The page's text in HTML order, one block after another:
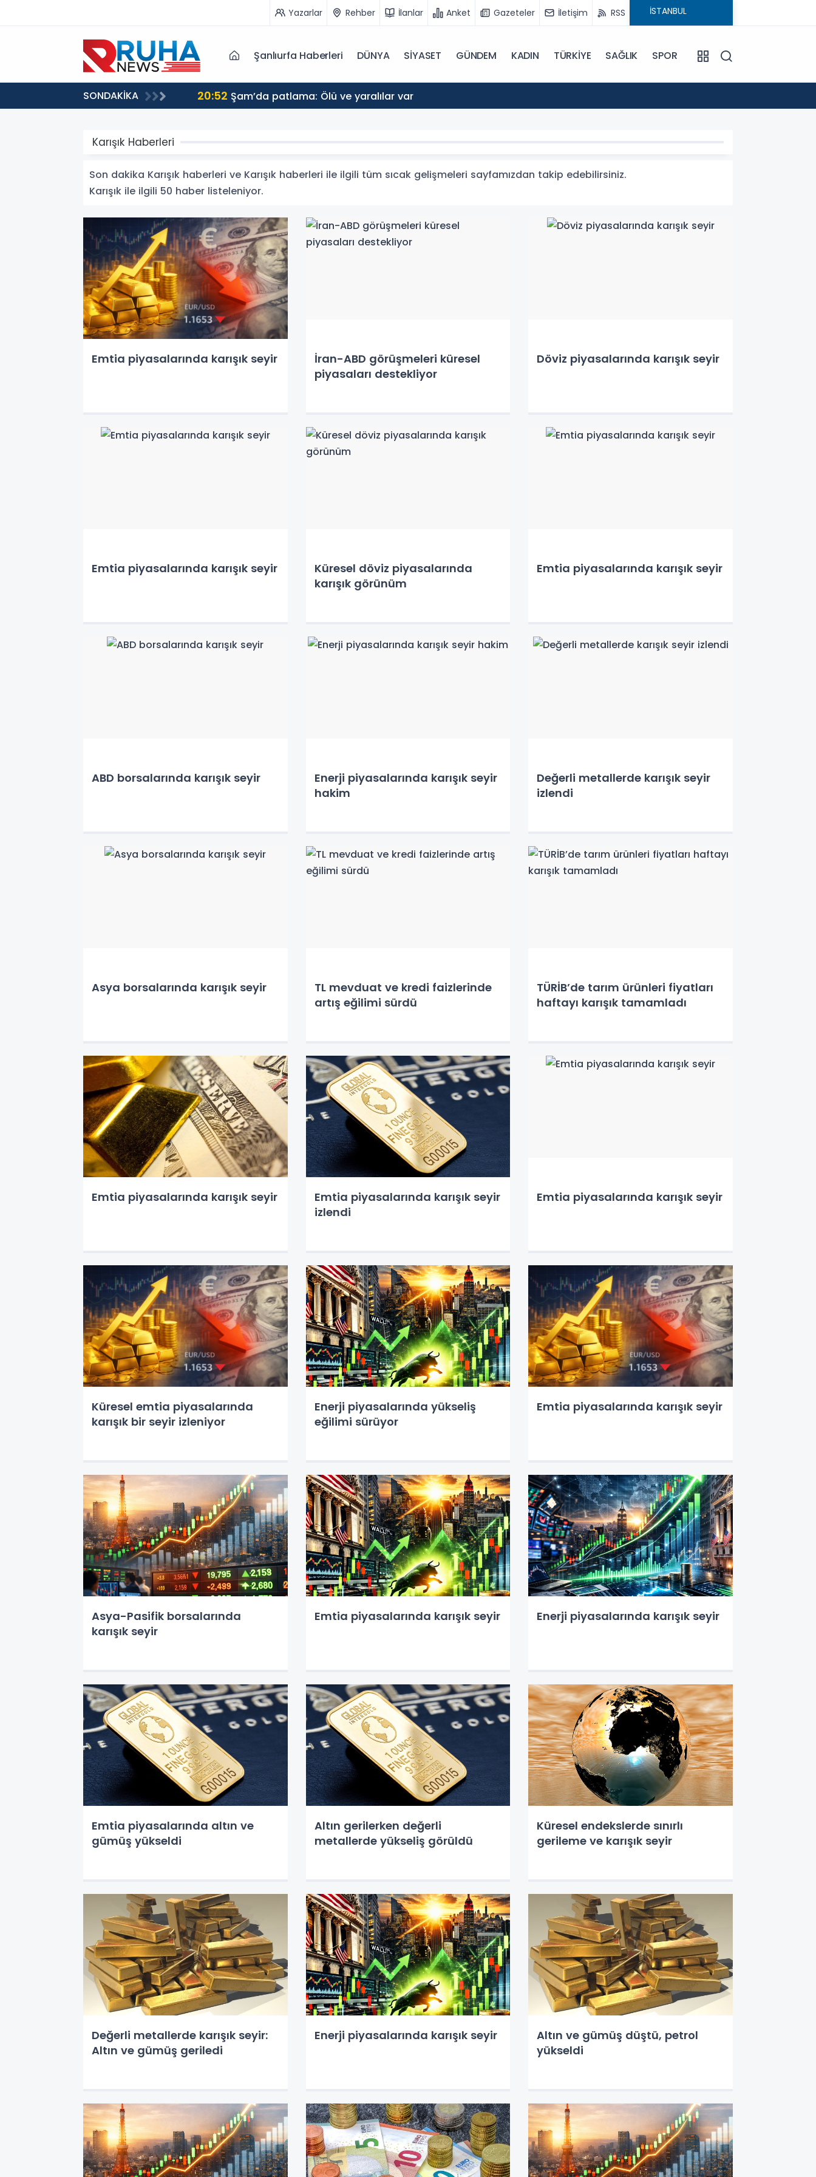
Yazarlar Rehber İlanlar Anket Gazeteler İletişim RSS
Şanlıurfa Haberleri DÜNYA SİYASET GÜNDEM KADIN TÜRKİYE SAĞLIK SPOR
SONDAKİKA
geçmeye davet ediyoruz 20:52 Şam’da patlama: Ölü ve yaralılar var
Karışık Haberleri
Son dakika Karışık haberleri ve Karışık haberleri ile ilgili tüm sıcak gelişmeleri sayfamızdan takip edebilirsiniz.
Karışık ile ilgili 50 haber listeleniyor.
Emtia piyasalarında karışık seyir
İran-ABD görüşmeleri küresel
piyasaları destekliyor
Döviz piyasalarında karışık seyir
Emtia piyasalarında karışık seyir
Küresel döviz piyasalarında
karışık görünüm
Emtia piyasalarında karışık seyir
ABD borsalarında karışık seyir
Enerji piyasalarında karışık seyir
hakim
Değerli metallerde karışık seyir
izlendi
Asya borsalarında karışık seyir
TL mevduat ve kredi faizlerinde
artış eğilimi sürdü
TÜRİB’de tarım ürünleri fiyatları
haftayı karışık tamamladı
Emtia piyasalarında karışık seyir
Emtia piyasalarında karışık seyir
izlendi
Emtia piyasalarında karışık seyir
Küresel emtia piyasalarında
karışık bir seyir izleniyor
Enerji piyasalarında yükseliş
eğilimi sürüyor
Emtia piyasalarında karışık seyir
Asya-Pasifik borsalarında
karışık seyir
Emtia piyasalarında karışık seyir Enerji piyasalarında karışık seyir
Emtia piyasalarında altın ve
gümüş yükseldi
Altın gerilerken değerli
metallerde yükseliş görüldü
Küresel endekslerde sınırlı
gerileme ve karışık seyir
Değerli metallerde karışık seyir:
Altın ve gümüş geriledi
Enerji piyasalarında karışık seyir
Altın ve gümüş düştü, petrol
yükseldi